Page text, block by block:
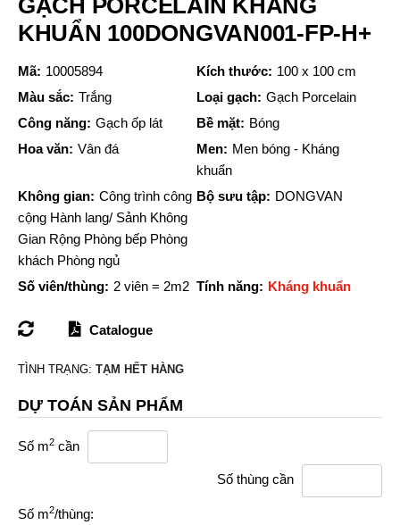
KHUẨN 100DONGVAN001-FP-H+
Mã: 10005894 Kích thước: 100 x 100 cm
Màu sắc: Trắng Loại gạch: Gạch Porcelain
Công năng: Gạch ốp lát Bề mặt: Bóng
Hoa văn: Vân đá Men: Men bóng - Kháng
khuẩn
Không gian: Công trình công
cộng Hành lang/ Sảnh Không
Gian Rộng Phòng bếp Phòng
khách Phòng ngủ
Bộ sưu tập: DONGVAN
Số viên/thùng: 2 viên = 2m2 Tính năng: Kháng khuẩn
Catalogue
TÌNH TRẠNG: TẠM HẾT HÀNG
DỰ TOÁN SẢN PHẨM
Số m2 cần
Số thùng cần
Số m2/thùng: